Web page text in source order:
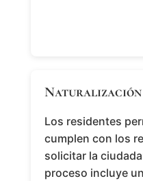
Naturalización
Los residentes
cumplen con los
solicitar la
proceso incluye